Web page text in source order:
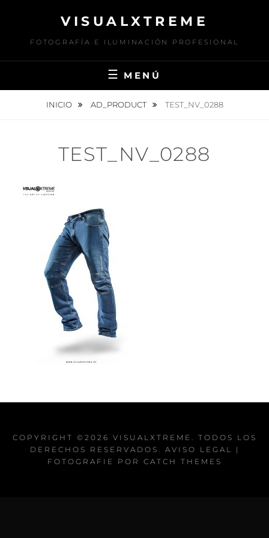
contenido
VISUALXTREME
FOTOGRAFÍA E ILUMINACIÓN PROFESIONAL
MENÚ
INICIO AD_PRODUCT TEST_NV_0288
TEST_NV_0288
COPYRIGHT ©2026 VISUALXTREME . TODOS LOS
DERECHOS RESERVADOS. AVISO LEGAL
|
FOTOGRAFIE POR CATCH THEMES